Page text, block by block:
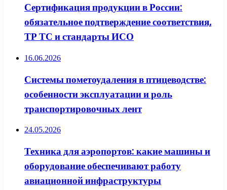
Сертификация продукции в России:
обязательное подтверждение соответствия,
ТР ТС и стандарты ИСО
16.06.2026
Системы пометоудаления в птицеводстве:
особенности эксплуатации и роль
транспортировочных лент
24.05.2026
Техника для аэропортов: какие машины и
оборудование обеспечивают работу
авиационной инфраструктуры